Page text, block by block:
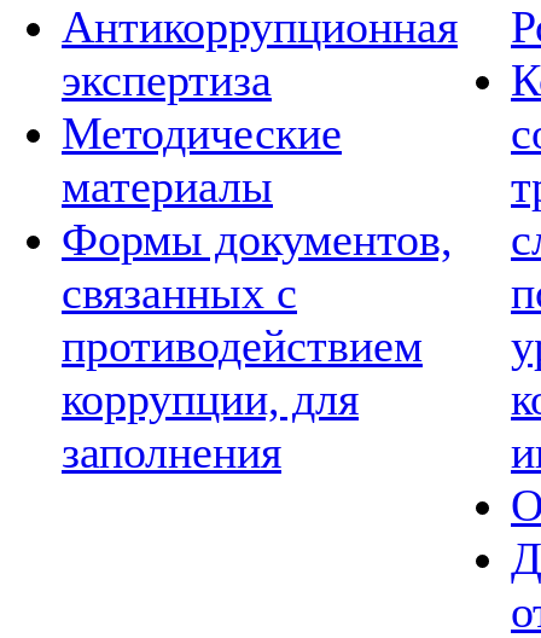
Антикоррупционная
экспертиза
Методические
материалы
Формы документов,
связанных с
противодействием
коррупции, для
заполнения